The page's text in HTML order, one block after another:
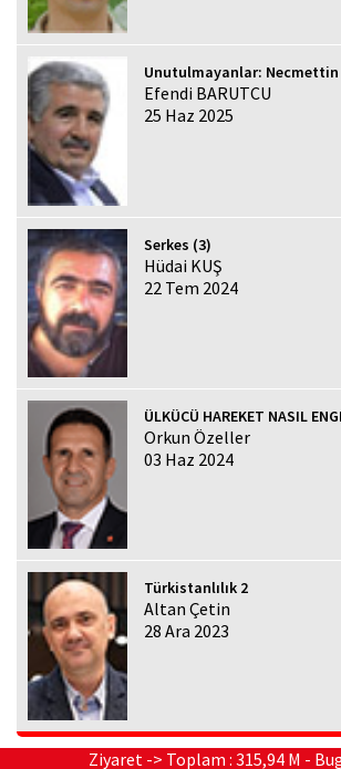
Unutulmayanlar: Necmettin
Efendi BARUTCU
25 Haz 2025
Serkes (3)
Hüdai KUŞ
22 Tem 2024
ÜLKÜCÜ HAREKET NASIL
Orkun Özeller
03 Haz 2024
Türkistanlılık 2
Altan Çetin
28 Ara 2023
Ziyaret -> Toplam : 315,94 M -